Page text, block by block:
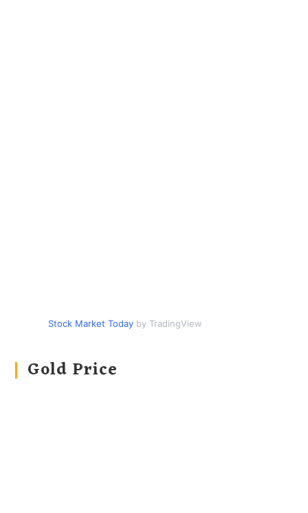
Stock Market Today by TradingView
Gold Price